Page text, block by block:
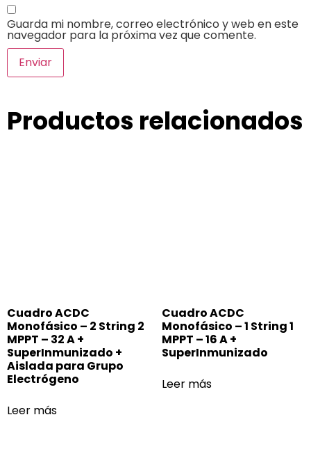
Guarda mi nombre, correo electrónico y web en este
navegador para la próxima vez que comente.
Productos relacionados
Cuadro ACDC
Monofásico – 2 String 2
MPPT – 32 A +
SuperInmunizado +
Aislada para Grupo
Electrógeno
Leer más
Cuadro ACDC
Monofásico – 1 String 1
MPPT – 16 A +
SuperInmunizado
Leer más